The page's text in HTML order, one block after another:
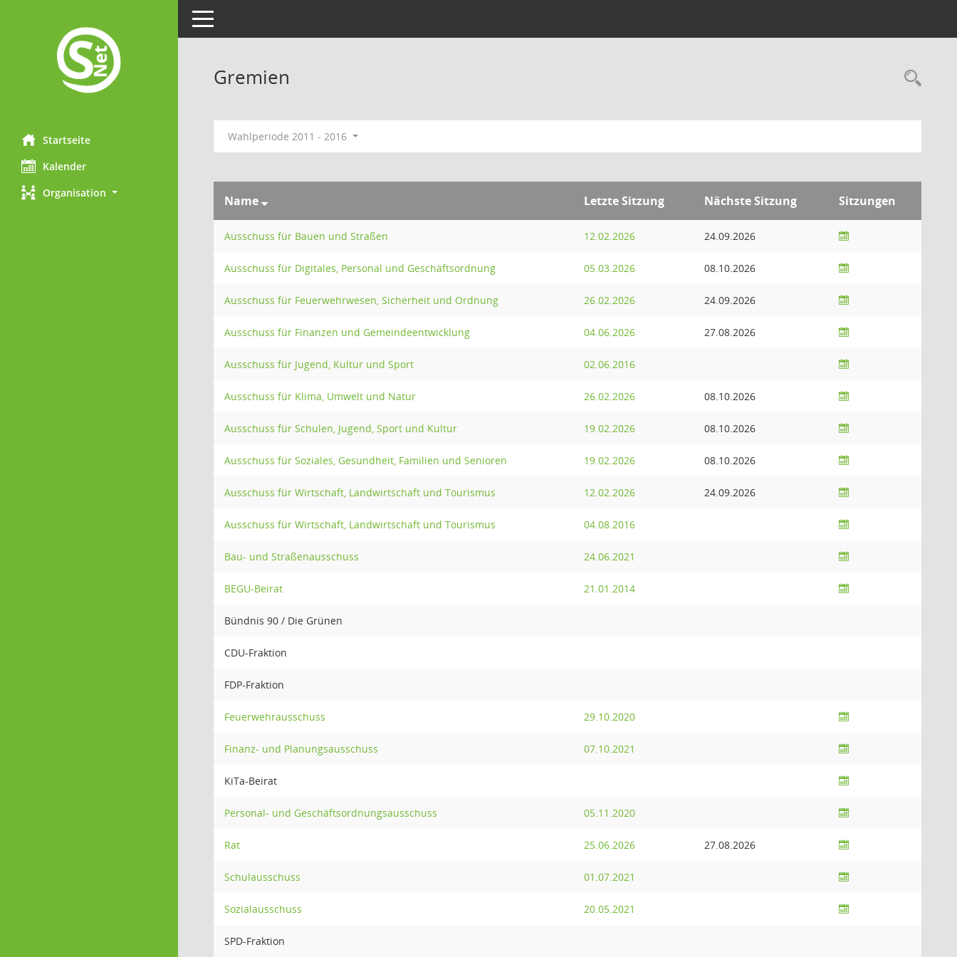
Startseite
Kalender
Organisation
Toggle navigation
Gremien
Wahlperiode 2011 - 2016
Name Letzte Sitzung Nächste Sitzung Sitzungen
Ausschuss für Bauen und Straßen 12.02.2026 24.09.2026
Ausschuss für Digitales, Personal und Geschäftsordnung 05.03.2026 08.10.2026
Ausschuss für Feuerwehrwesen, Sicherheit und Ordnung 26.02.2026 24.09.2026
Ausschuss für Finanzen und Gemeindeentwicklung 04.06.2026 27.08.2026
Ausschuss für Jugend, Kultur und Sport 02.06.2016
Ausschuss für Klima, Umwelt und Natur 26.02.2026 08.10.2026
Ausschuss für Schulen, Jugend, Sport und Kultur 19.02.2026 08.10.2026
Ausschuss für Soziales, Gesundheit, Familien und Senioren 19.02.2026 08.10.2026
Ausschuss für Wirtschaft, Landwirtschaft und Tourismus 12.02.2026 24.09.2026
Ausschuss für Wirtschaft, Landwirtschaft und Tourismus 04.08.2016
Bau- und Straßenausschuss 24.06.2021
BEGU-Beirat 21.01.2014
Bündnis 90 / Die Grünen
CDU-Fraktion
FDP-Fraktion
Feuerwehrausschuss 29.10.2020
Finanz- und Planungsausschuss 07.10.2021
KiTa-Beirat
Personal- und Geschäftsordnungsausschuss 05.11.2020
Rat 25.06.2026 27.08.2026
Schulausschuss 01.07.2021
Sozialausschuss 20.05.2021
SPD-Fraktion